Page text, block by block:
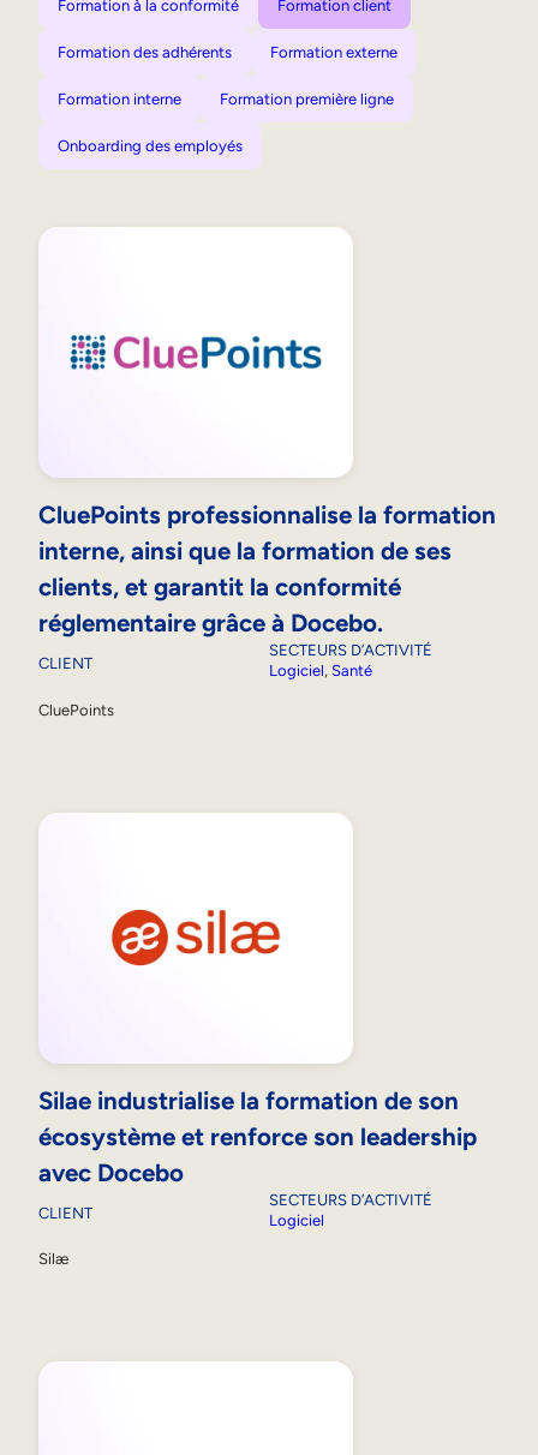
Formation à la conformité Formation client
Formation des adhérents Formation externe
Formation interne Formation première ligne
Onboarding des employés
CluePoints professionnalise la formation
interne, ainsi que la formation de ses
clients, et garantit la conformité
réglementaire grâce à Docebo.
CLIENT
CluePoints
SECTEURS D’ACTIVITÉ
Logiciel, Santé
Silae industrialise la formation de son
écosystème et renforce son leadership
avec Docebo
CLIENT
Silæ
SECTEURS D’ACTIVITÉ
Logiciel